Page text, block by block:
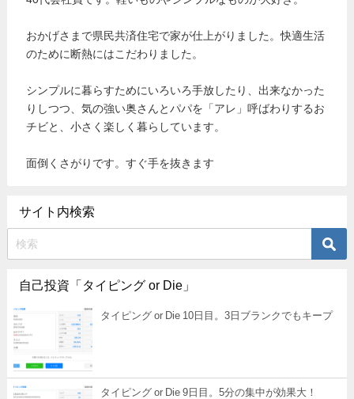
おかげさまで県民共済住宅で家が仕上がりました。快適生活
のために断熱にはこだわりました。
シンプルに暮らすためにいろいろ手放したり、出来なかった
りしつつ、気の強い奥さんとパパを「アレ」呼ばわりするお
チビと、小さく楽しく暮らしています。
面倒くさがりです。すぐ手を抜きます
サイト内検索
自己投資「タイピング or Die」
タイピング or Die 10日目。3日ブランクでもキープ
タイピング or Die 9日目。5分の集中が効果大！